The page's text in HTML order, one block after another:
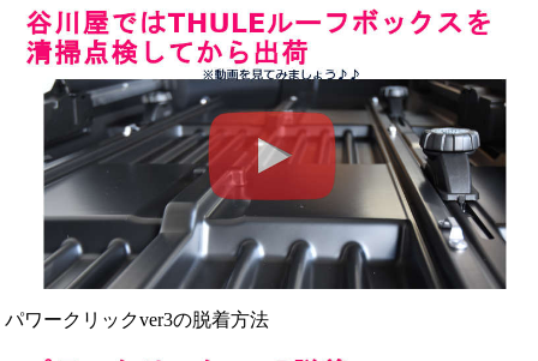
パワークリックver3の脱着方法